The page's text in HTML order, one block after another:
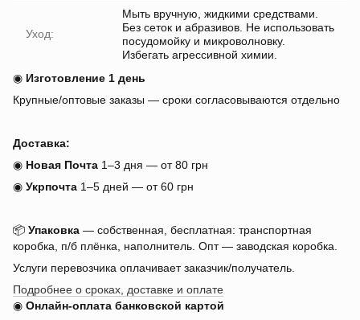
Уход:
Мыть вручную, жидкими средствами.
Без сеток и абразивов. Не использовать
посудомойку и микроволновку.
Избегать агрессивной химии.
◉ Изготовление 1 день
Крупные/оптовые заказы — сроки согласовываются отдельно
Доставка:
◉ Новая Почта 1–3 дня — от 80 грн
◉ Укрпочта 1–5 дней — от 60 грн
📦 Упаковка — собственная, бесплатная: транспортная
коробка, п/б плёнка, наполнитель. Опт — заводская коробка.
Услуги перевозчика оплачивает заказчик/получатель.
Подробнее о сроках, доставке и оплате
◉ Онлайн-оплата банковской картой